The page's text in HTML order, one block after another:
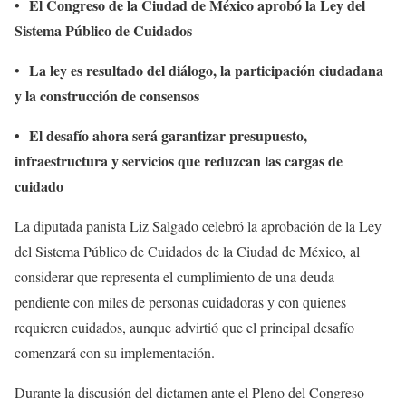
• El Congreso de la Ciudad de México aprobó la Ley del
Sistema Público de Cuidados
• La ley es resultado del diálogo, la participación ciudadana
y la construcción de consensos
• El desafío ahora será garantizar presupuesto,
infraestructura y servicios que reduzcan las cargas de
cuidado
La diputada panista Liz Salgado celebró la aprobación de la Ley
del Sistema Público de Cuidados de la Ciudad de México, al
considerar que representa el cumplimiento de una deuda
pendiente con miles de personas cuidadoras y con quienes
requieren cuidados, aunque advirtió que el principal desafío
comenzará con su implementación.
Durante la discusión del dictamen ante el Pleno del Congreso